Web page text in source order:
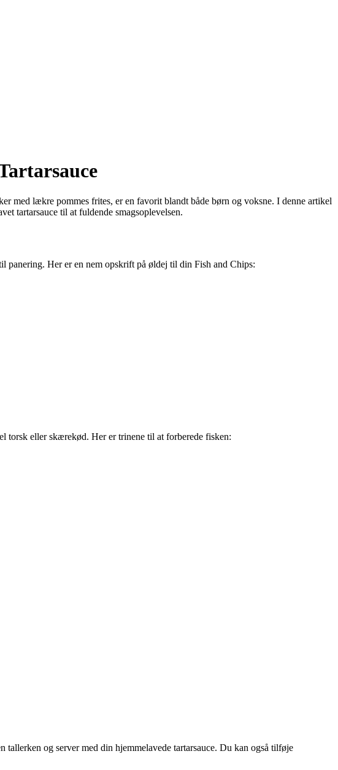
med lækre pommes frites, er en favorit blandt både børn og voksne. I denne artikel
tartarsauce til at fuldende smagsoplevelsen.
Her er en nem opskrift på øldej til din Fish and Chips:
torsk eller skærekød. Her er trinene til at forberede fisken:
og server med din hjemmelavede tartarsauce. Du kan også tilføje